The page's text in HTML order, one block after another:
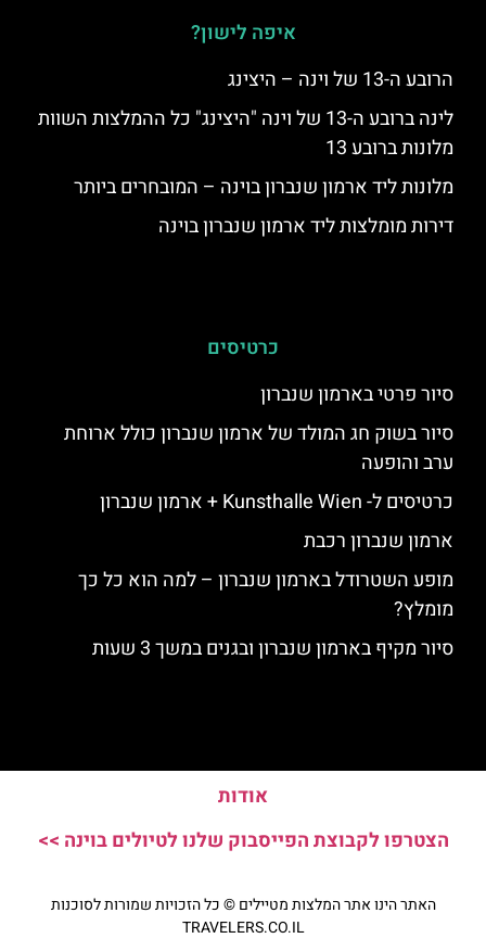
איפה לישון?
הרובע ה-13 של וינה – היצינג
לינה ברובע ה-13 של וינה "היצינג" כל ההמלצות השוות
מלונות ברובע 13
מלונות ליד ארמון שנברון בוינה – המובחרים ביותר
דירות מומלצות ליד ארמון שנברון בוינה
כרטיסים
סיור פרטי בארמון שנברון
סיור בשוק חג המולד של ארמון שנברון כולל ארוחת
ערב והופעה
כרטיסים ל- Kunsthalle Wien + ארמון שנברון
ארמון שנברון רכבת
מופע השטרודל בארמון שנברון – למה הוא כל כך
מומלץ?
סיור מקיף בארמון שנברון ובגנים במשך 3 שעות
אודות
הצטרפו לקבוצת הפייסבוק שלנו לטיולים בוינה >>
האתר הינו אתר המלצות מטיילים © כל הזכויות שמורות לסוכנות
TRAVELERS.CO.IL